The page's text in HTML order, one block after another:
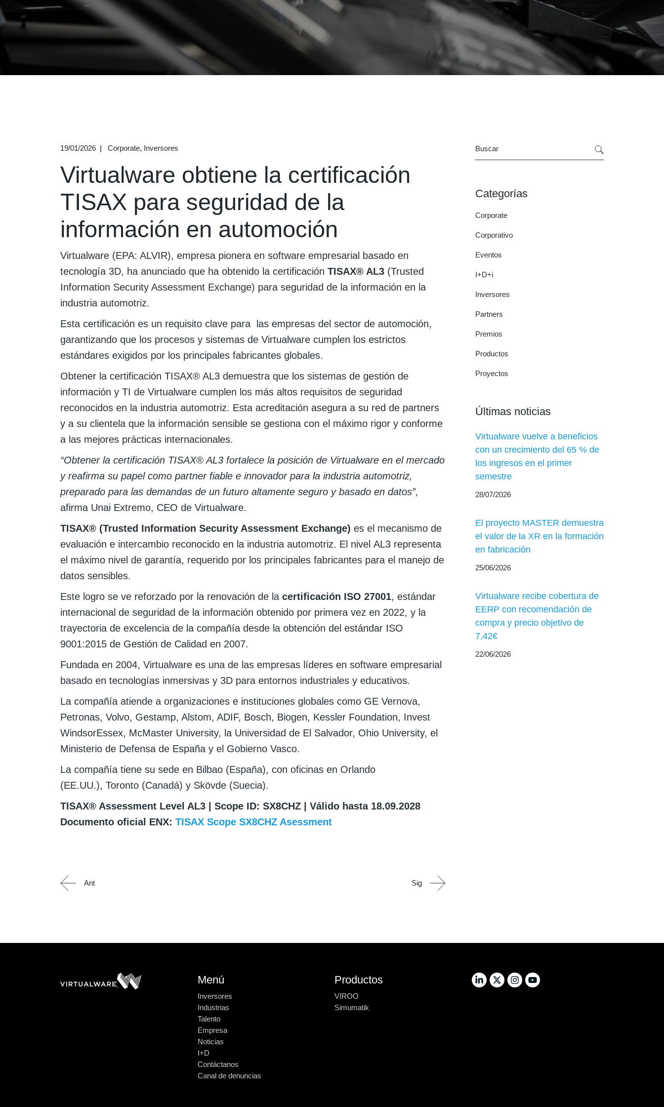
19/01/2026 Corporate Inversores
Virtualware obtiene la certificación
TISAX para seguridad de la
información en automoción
Virtualware (EPA: ALVIR), empresa pionera en software empresarial basado en
tecnología 3D, ha anunciado que ha obtenido la certificación TISAX® AL3 (Trusted
Information Security Assessment Exchange) para seguridad de la información en la
industria automotriz.
Esta certificación es un requisito clave para las empresas del sector de automoción,
garantizando que los procesos y sistemas de Virtualware cumplen los estrictos
estándares exigidos por los principales fabricantes globales.
Obtener la certificación TISAX® AL3 demuestra que los sistemas de gestión de
información y TI de Virtualware cumplen los más altos requisitos de seguridad
reconocidos en la industria automotriz. Esta acreditación asegura a su red de partners
y a su clientela que la información sensible se gestiona con el máximo rigor y conforme
a las mejores prácticas internacionales.
“Obtener la certificación TISAX® AL3 fortalece la posición de Virtualware en el mercado
y reafirma su papel como partner fiable e innovador para la industria automotriz,
preparado para las demandas de un futuro altamente seguro y basado en datos”,
afirma Unai Extremo, CEO de Virtualware.
TISAX® (Trusted Information Security Assessment Exchange) es el mecanismo de
evaluación e intercambio reconocido en la industria automotriz. El nivel AL3 representa
el máximo nivel de garantía, requerido por los principales fabricantes para el manejo de
datos sensibles.
Este logro se ve reforzado por la renovación de la certificación ISO 27001, estándar
internacional de seguridad de la información obtenido por primera vez en 2022, y la
trayectoria de excelencia de la compañía desde la obtención del estándar ISO
9001:2015 de Gestión de Calidad en 2007.
Fundada en 2004, Virtualware es una de las empresas líderes en software empresarial
basado en tecnologías inmersivas y 3D para entornos industriales y educativos.
La compañía atiende a organizaciones e instituciones globales como GE Vernova,
Petronas, Volvo, Gestamp, Alstom, ADIF, Bosch, Biogen, Kessler Foundation, Invest
WindsorEssex, McMaster University, la Universidad de El Salvador, Ohio University, el
Ministerio de Defensa de España y el Gobierno Vasco.
La compañía tiene su sede en Bilbao (España), con oficinas en Orlando
(EE.UU.), Toronto (Canadá) y Skövde (Suecia).
TISAX® Assessment Level AL3 | Scope ID: SX8CHZ | Válido hasta 18.09.2028
Documento oficial ENX: TISAX Scope SX8CHZ Asessment
Ant Sig
Search
Categorías
Corporate
Corporativo
Eventos
I+D+i
Inversores
Partners
Premios
Productos
Proyectos
Últimas noticias
Virtualware vuelve a beneficios
con un crecimiento del 65 % de
los ingresos en el primer
semestre
28/07/2026
El proyecto MASTER demuestra
el valor de la XR en la formación
en fabricación
25/06/2026
Virtualware recibe cobertura de
EERP con recomendación de
compra y precio objetivo de
7,42€
22/06/2026
Menú
Inversores
Industrias
Talento
Empresa
Noticias
I+D
Contáctanos
Canal de denuncias
Productos
VIROO
Simumatik